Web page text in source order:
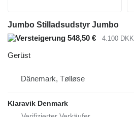
Jumbo Stilladsudstyr Jumbo
548,50 €
4.100 DKK
Gerüst
Dänemark, Tølløse
Klaravik Denmark